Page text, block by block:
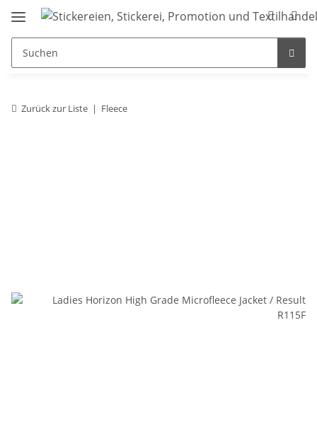
Zurück zur Liste Fleece